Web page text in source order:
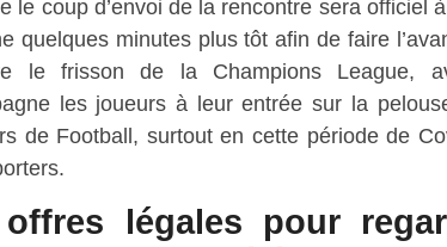
le coup d’envoi de la rencontre sera officiel
quelques minutes plus tôt afin de faire
le frisson de la Champions League,
les joueurs à leur entrée sur la
de Football, surtout en cette période de
légales pour